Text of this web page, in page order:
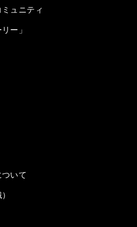
ュニティ
ー」
いて